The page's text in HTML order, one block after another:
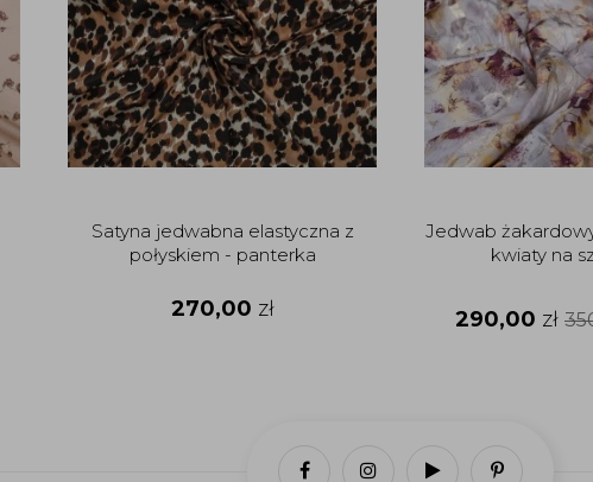
Satyna jedwabna elastyczna z
połyskiem - panterka
270,00 zł
Jedwab
kwiaty na
290,00 zł